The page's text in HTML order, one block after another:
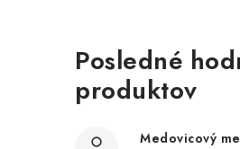
Posledné
produktov
Medovicový